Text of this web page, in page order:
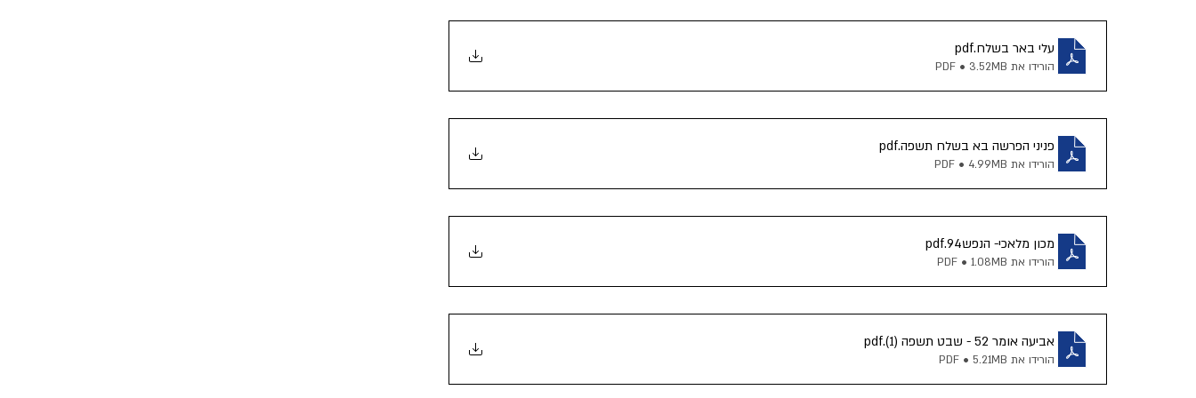
עלי באר בשלח.pdf
הורידו את PDF • 3.52MB
פניני הפרשה בא בשלח תשפה.pdf
הורידו את PDF • 4.99MB
מכון מלאכי- הנפש94 .pdf
הורידו את PDF • 1.08MB
אביעה אומר 52 - שבט תשפה (1) .pdf
הורידו את PDF • 5.21MB